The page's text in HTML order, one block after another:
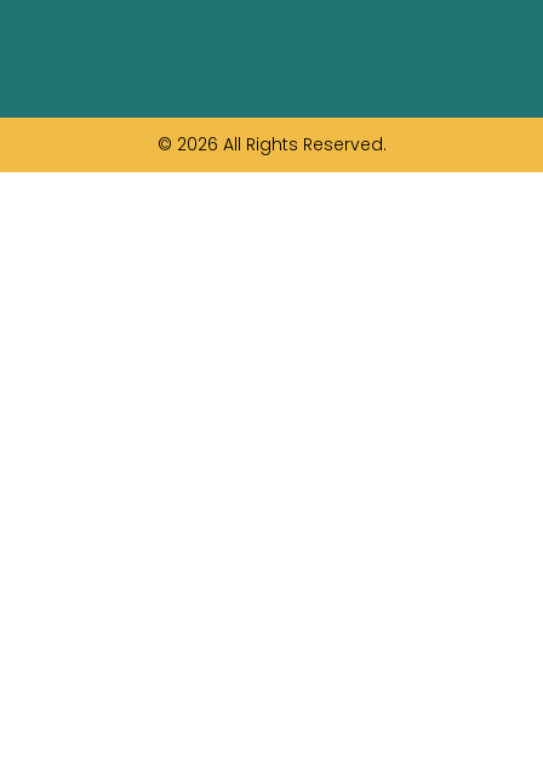
© 2026 All Rights Reserved.